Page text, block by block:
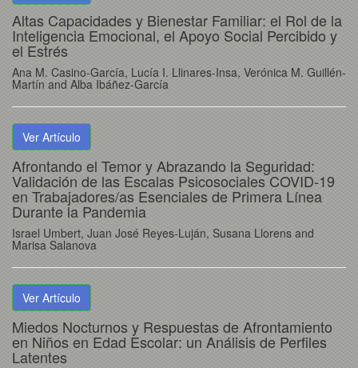
Altas Capacidades y Bienestar Familiar: el Rol de la
Inteligencia Emocional, el Apoyo Social Percibido y
el Estrés
Ana M. Casino-García, Lucía I. Llinares-Insa, Verónica M. Guillén-
Martín and Alba Ibáñez-García
Ver Artículo
Afrontando el Temor y Abrazando la Seguridad:
Validación de las Escalas Psicosociales COVID-19
en Trabajadores/as Esenciales de Primera Línea
Durante la Pandemia
Israel Umbert, Juan José Reyes-Luján, Susana Llorens and
Marisa Salanova
Ver Artículo
Miedos Nocturnos y Respuestas de Afrontamiento
en Niños en Edad Escolar: un Análisis de Perfiles
Latentes